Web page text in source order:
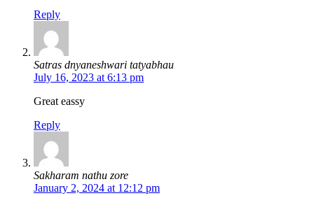
Reply
Satras dnyaneshwari tatyabhau
July 16, 2023 at 6:13 pm
Great eassy
Reply
Sakharam nathu zore
January 2, 2024 at 12:12 pm